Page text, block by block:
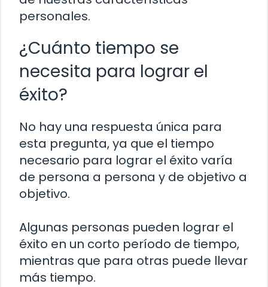
personales.
¿Cuánto tiempo se
necesita para lograr el
éxito?
No hay una respuesta única para
esta pregunta, ya que el tiempo
necesario para lograr el éxito varía
de persona a persona y de objetivo a
objetivo.
Algunas personas pueden lograr el
éxito en un corto período de tiempo,
mientras que para otras puede llevar
más tiempo.